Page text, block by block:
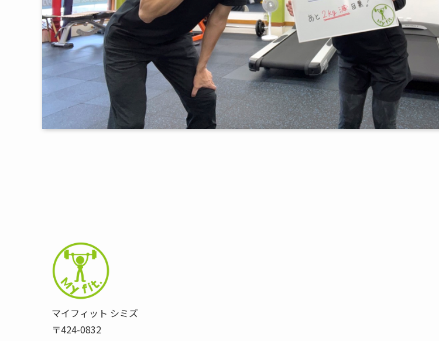
マイフィット シミズ
〒424-0832